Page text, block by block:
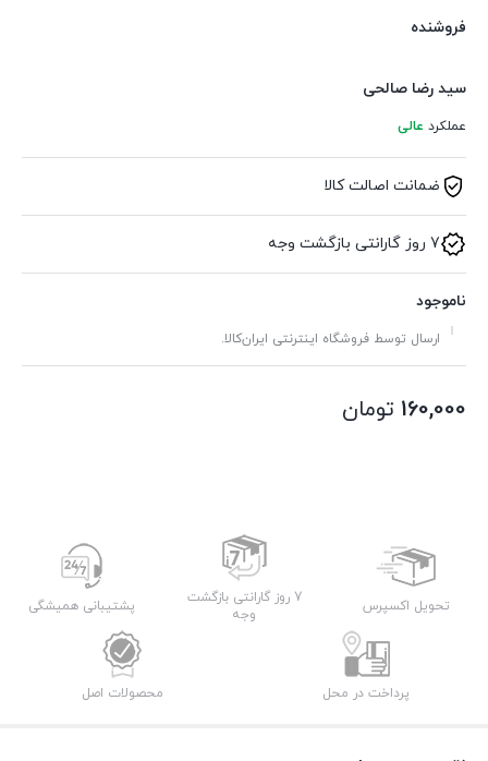
فروشنده
سید رضا صالحی
عملکرد عالی
ضمانت اصالت کالا
7 روز گارانتی بازگشت وجه
ناموجود
ارسال توسط فروشگاه اینترنتی ایران‌کالا.
160,000 تومان
تحویل اکسپرس
7 روز گارانتی بازگشت
وجه
پشتیبانی همیشگی
پرداخت در محل محصولات اصل